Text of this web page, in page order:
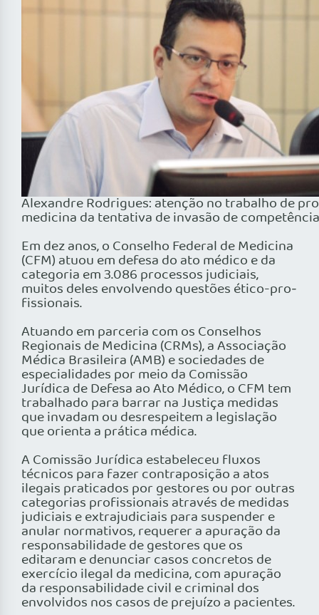
Alexandre Rodrigues: atenção no trabalho de
medicina da tentativa de invasão de
Em dez anos, o Conselho Federal de Medicina
(CFM) atuou em defesa do ato médico e da
categoria em 3.086 processos judiciais,
muitos deles envolvendo questões ético-pro­
fissionais.
Atuando em parceria com os Conselhos
Regionais de Medicina (CRMs), a Associação
Médica Brasileira (AMB) e sociedades de
especialidades por meio da Comissão
Jurídica de Defesa ao Ato Médico, o CFM tem
trabalhado para barrar na Justiça medidas
que invadam ou desrespeitem a legislação
que orienta a prática médica.
A Comissão Jurídica estabeleceu fluxos
técnicos para fazer contraposição a atos
ilegais praticados por gestores ou por outras
categorias pro­fissionais através de medidas
judiciais e extrajudiciais para suspender e
anular normativos, requerer a apuração da
responsabilidade de gestores que os
editaram e denunciar casos concretos de
exercício ilegal da medicina, com apuração
da responsabilidade civil e criminal dos
envolvidos nos casos de prejuízo a pacientes.